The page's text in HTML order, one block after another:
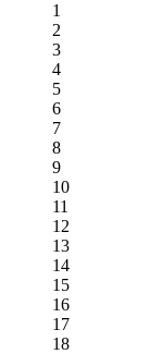
1
2
3
4
5
6
7
8
9
10
11
12
13
14
15
16
17
18